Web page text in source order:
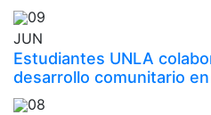
09
JUN
Estudiantes UNLA
desarrollo comunitario
08